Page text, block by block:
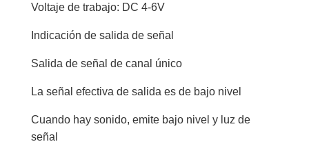
Voltaje de trabajo: DC 4-6V
Indicación de salida de señal
Salida de señal de canal único
La señal efectiva de salida es de bajo nivel
Cuando hay sonido, emite bajo nivel y luz de
señal